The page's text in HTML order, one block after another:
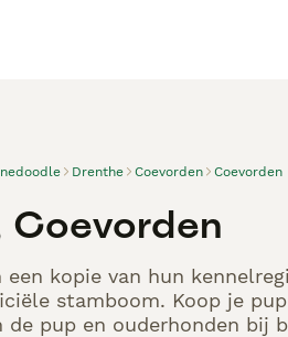
Drenthe Coevorden Coevorden
Coevorden
een kopie van hun
stamboom. Koop je
de pup en ouderhonden bij